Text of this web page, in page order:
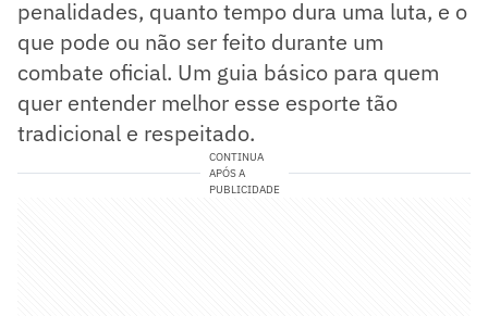
penalidades, quanto tempo dura uma luta, e o
que pode ou não ser feito durante um
combate oficial. Um guia básico para quem
quer entender melhor esse esporte tão
tradicional e respeitado.
CONTINUA
APÓS A
PUBLICIDADE